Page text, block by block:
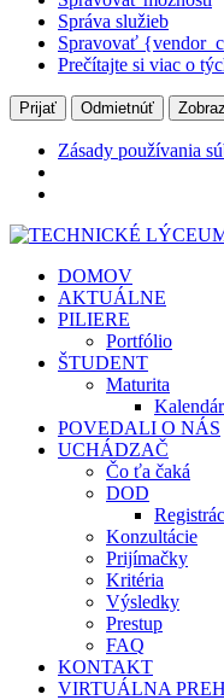
Správa služieb
Spravovať
Prečítajte si viac o
Prijať Odmietnúť
Zásady používania
Skip
contentDOMOV
AKTUÁLNE
PILIERE
Portfólio
ŠTUDENT
Maturita
POVEDALI O NÁS
UCHÁDZAČ
Čo ťa čaká
DOD
Konzultácie
Prijímačky
Kritéria
Výsledky
Prestup
FAQ
KONTAKT
VIRTUÁLNA